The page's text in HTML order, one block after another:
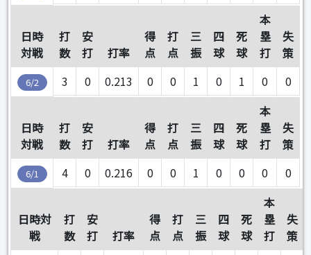
日時
対戦
打
数
安
打
打率
得
点
打
点
三
振
四
球
死
球
本
塁
打
失
策
6/2 3 0 0.213 0 0 1 0 1 0 0
日時
対戦
打
数
安
打
打率
得
点
打
点
三
振
四
球
死
球
本
塁
打
失
策
6/1 4 0 0.216 0 0 1 0 0 0 0
日時対
戦
打
数
安
打
打率
得
点
打
点
三
振
四
球
死
球
本
塁
打
失
策